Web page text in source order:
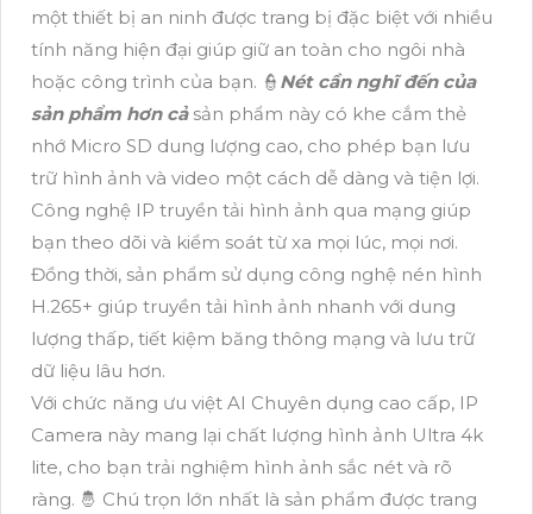
một thiết bị an ninh được trang bị đặc biệt với nhiều
tính năng hiện đại giúp giữ an toàn cho ngôi nhà
hoặc công trình của bạn. 👮 Nét cần nghĩ đến của
sản phẩm hơn cảsản phẩm này có khe cắm thẻ
nhớ Micro SD dung lượng cao, cho phép bạn lưu
trữ hình ảnh và video một cách dễ dàng và tiện lợi.
Công nghệ IP truyền tải hình ảnh qua mạng giúp
bạn theo dõi và kiểm soát từ xa mọi lúc, mọi nơi.
Đồng thời, sản phẩm sử dụng công nghệ nén hình
H.265+ giúp truyền tải hình ảnh nhanh với dung
lượng thấp, tiết kiệm băng thông mạng và lưu trữ
dữ liệu lâu hơn.
Với chức năng ưu việt AI Chuyên dụng cao cấp, IP
Camera này mang lại chất lượng hình ảnh Ultra 4k
lite, cho bạn trải nghiệm hình ảnh sắc nét và rõ
ràng. 🤴 Chú trọn lớn nhất là sản phẩm được trang